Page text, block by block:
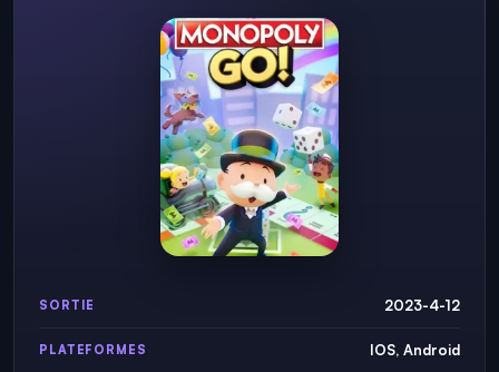
SORTIE 2023-4-12
PLATEFORMES IOS, Android